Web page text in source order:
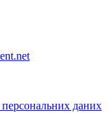
персональних даних